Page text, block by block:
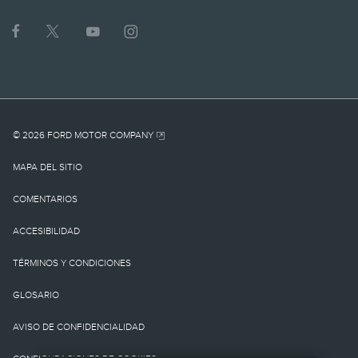
1.
cargo por
destino/entrega como
tampoco cargos o
impuestos
gubernamentales ni
cargos por
financiamiento, cargo de
procesamiento de la
© 2026 FORD MOTOR COMPANY
MAPA DEL SITIO
COMENTARIOS
ACCESIBILIDAD
TÉRMINOS Y CONDICIONES
GLOSARIO
AVISO DE CONFIDENCIALIDAD